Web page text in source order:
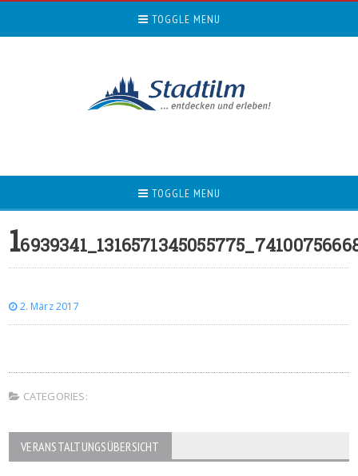
TOGGLE MENU
TOGGLE MENU
1
2. März 2017
CATEGORIES:
VERANSTALTUNGSÜBERSICHT